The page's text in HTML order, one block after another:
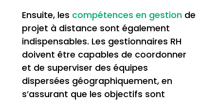
Ensuite, les compétences en gestionde
projet à distance sont également
indispensables. Les gestionnaires RH
doivent être capables de coordonner
et de superviser des équipes
dispersées géographiquement, en
s’assurant que les objectifs sont